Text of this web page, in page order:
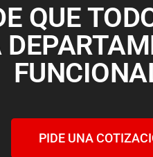
QUE
PIDE UNA